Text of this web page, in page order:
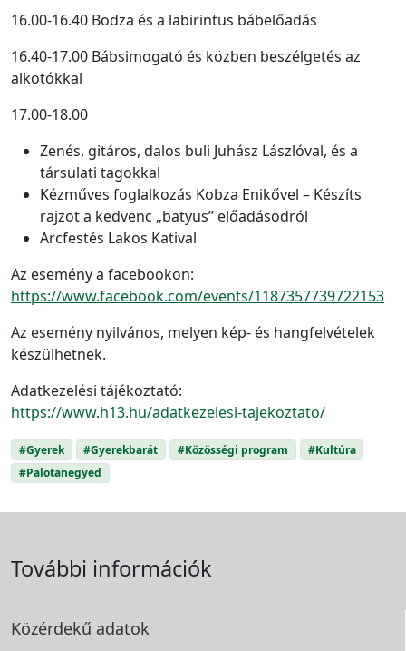
16.00-16.40 Bodza és a labirintus bábelőadás
16.40-17.00 Bábsimogató és közben beszélgetés az
alkotókkal
17.00-18.00
Zenés, gitáros, dalos buli Juhász Lászlóval, és a
társulati tagokkal
Kézműves foglalkozás Kobza Enikővel – Készíts
rajzot a kedvenc „batyus” előadásodról
Arcfestés Lakos Katival
Az esemény a facebookon:
https://www.facebook.com/events/1187357739722153
Az esemény nyilvános, melyen kép- és hangfelvételek
készülhetnek.
Adatkezelési tájékoztató:
https://www.h13.hu/adatkezelesi-tajekoztato/
#Gyerek #Gyerekbarát #Közösségi program
#Kultúra
#Palotanegyed
További információk
Közérdekű adatok